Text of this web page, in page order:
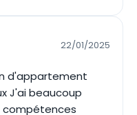
22/01/2025
d'appartement
J'ai beaucoup
compétences